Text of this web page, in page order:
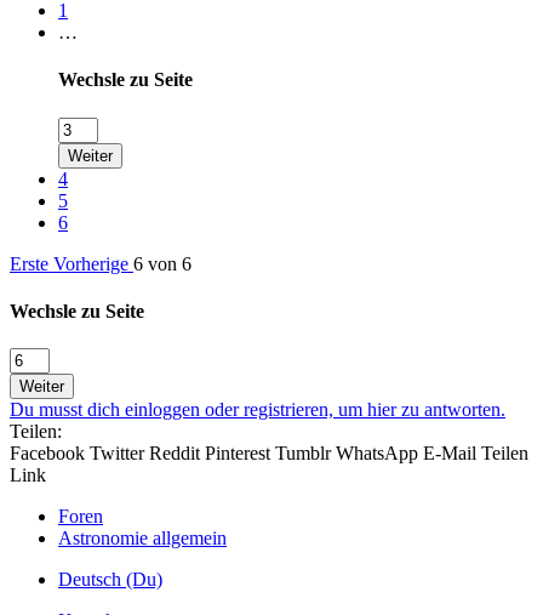
1
…
Wechsle zu Seite
Weiter
4
5
6
Erste Vorherige 6 von 6
Wechsle zu Seite
Weiter
Du musst dich einloggen oder registrieren, um hier zu antworten.
Teilen:
Facebook Twitter Reddit Pinterest Tumblr WhatsApp E-Mail Teilen
Link
Foren
Astronomie allgemein
Deutsch (Du)